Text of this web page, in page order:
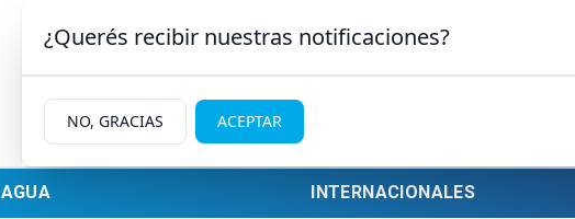
AGUA INTERNACIONALES
¿Querés recibir nuestras notificaciones?
NO, GRACIAS ACEPTAR